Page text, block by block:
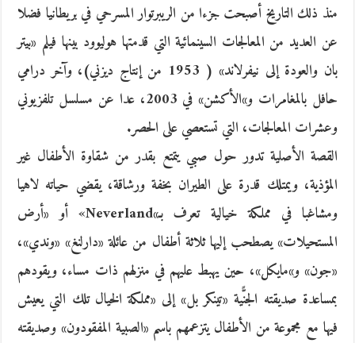
منذ ذلك التاريخ أصبحت جزءا من الريبرتوار المسرحي في بريطانيا فضلا
عن العديد من المعالجات السينمائية التي قدمتها هوليوود بينها فيلم «بيتر
بان والعودة إلى نيفرلاند» ( 1953 من إنتاج ديزني)، وآخر درامي
حافل بالمغامرات و»الأكشن» في 2003، عدا عن مسلسل تلفزيوني
وعشرات المعالجات، التي تستعصي على الحصر.
القصة الأصلية تدور حول صبي يتمتع بقدر من شقاوة الأطفال غير
المؤذية، ويمتلك قدرة على الطيران بخفة ورشاقة، يقضي حياته لاهيا
ومشاغبا في مملكة خيالية تعرف بـ»Neverland» أو «أرض
المستحيلات» يصطحب إليها ثلاثة أطفال من عائلة «دارلنغ» «وندي»،
«جون» و»مايكل»، حين يهبط عليهم في منزلهم ذات مساء، ويقودهم
بمساعدة صديقته الجنًّية «تينكر بل» إلى «مملكة الخيال تلك التي يعيش
فيها مع مجموعة من الأطفال يتزعمهم باسم «الصبية المفقودون» وصديقته